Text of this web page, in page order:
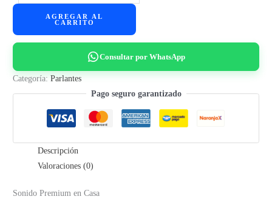
Bluetooth
129
GTC
AGREGAR AL
CARRITO
Consultar por WhatsApp
Categoría:Parlantes
Pago seguro garantizado
Descripción
Valoraciones (0)
Sonido Premium en Casa